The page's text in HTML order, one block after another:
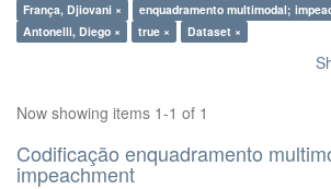
França, Djiovani ×
enquadramento multimodal;
Antonelli, Diego ×
true × Dataset ×
Now showing items 1-1 of 1
Codificação enquadramento
impeachment